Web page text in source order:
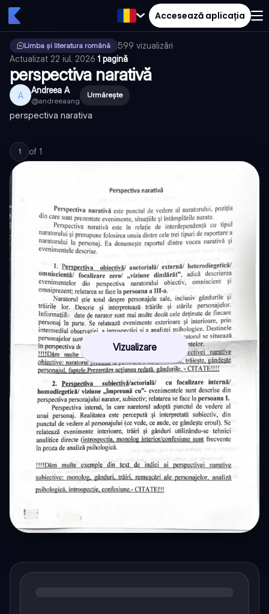
Accesează aplicația
Limba și literatura română 599 vizualizări·
Actualizat 22 iul. 2026·1 pagină
perspectiva narativă
A Andreea A
@andreeaang
Urmărește
perspectiva narativa
1 of 1
Vizualizare